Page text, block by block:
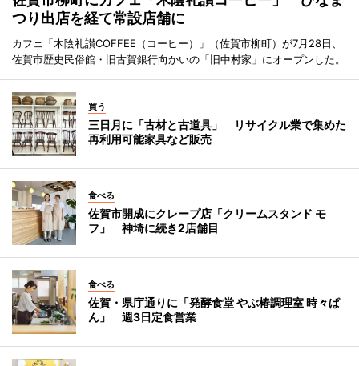
つり出店を経て常設店舗に
カフェ「木陰礼讃COFFEE（コーヒー）」（佐賀市柳町）が7月28日、
佐賀市歴史民俗館・旧古賀銀行向かいの「旧中村家」にオープンした。
買う
三日月に「古材と古道具」 リサイクル業で集めた
再利用可能家具など販売
食べる
佐賀市開成にクレープ店「クリームスタンド モ
フ」 神埼に続き2店舗目
食べる
佐賀・県庁通りに「発酵食堂 やぶ椿調理室 時々ぱ
ん」 週3日定食営業